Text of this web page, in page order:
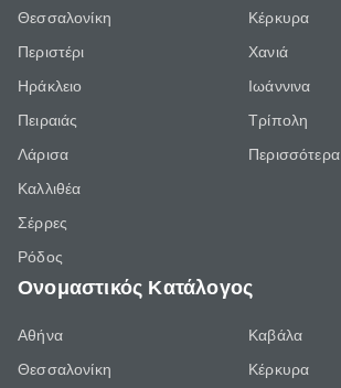
Θεσσαλονίκη
Περιστέρι
Ηράκλειο
Πειραιάς
Λάρισα
Καλλιθέα
Σέρρες
Ρόδος
Κέρκυρα
Χανιά
Ιωάννινα
Τρίπολη
Περισσότερα
Ονομαστικός Κατάλογος
Αθήνα
Θεσσαλονίκη
Καβάλα
Κέρκυρα